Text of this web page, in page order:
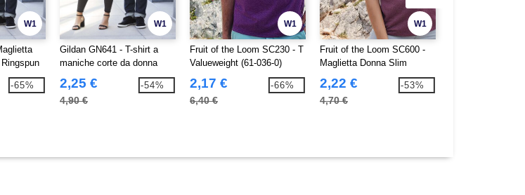
W1
-65%
W1
Gildan GN641 - T-shirt a
maniche corte da donna
Softstyle
2,25 €
4,90 €
-54%
W1
Fruit of the Loom SC230 - T
Valueweight (61-036-0)
2,17 €
6,40 €
-66%
W1
Fruit of the Loom SC600 -
Maglietta Donna Slim
2,22 €
4,70 €
-53%